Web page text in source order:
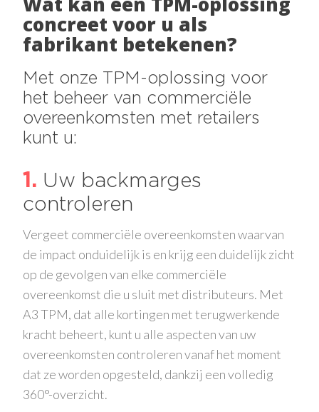
concreet voor u als
fabrikant betekenen?
Met onze TPM-oplossing voor
het beheer van commerciële
overeenkomsten met retailers
kunt u:
1
Uw backmarges
controleren
Vergeet commerciële overeenkomsten waarvan
de impact onduidelijk is en krijg een duidelijk zicht
op de gevolgen van elke commerciële
overeenkomst die u sluit met distributeurs. Met
A3 TPM, dat alle kortingen met terugwerkende
kracht beheert, kunt u alle aspecten van uw
overeenkomsten controleren vanaf het moment
dat ze worden opgesteld, dankzij een volledig
360°-overzicht.